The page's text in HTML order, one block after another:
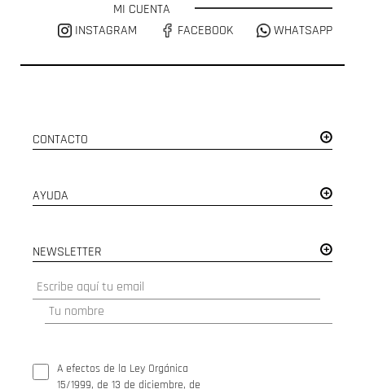
MI CUENTA
INSTAGRAM
FACEBOOK WHATSAPP
CONTACTO
AYUDA
NEWSLETTER
A efectos de la Ley Orgánica
15/1999, de 13 de diciembre, de